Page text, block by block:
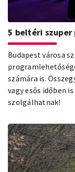
5 beltéri szuper
Budapest városa
számára is.
vagy esős időben
szolgálhatnak!